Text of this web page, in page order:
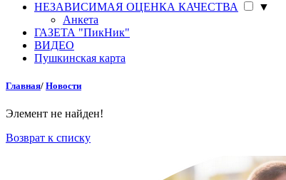
НЕЗАВИСИМАЯ ОЦЕНКА КАЧЕСТВА
▼
Анкета
ГАЗЕТА "ПикНик"
ВИДЕО
Пушкинская карта
Главная/ Новости
Элемент не найден!
Возврат к списку